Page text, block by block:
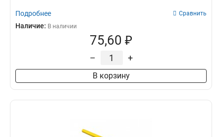
Подробнее Сравнить
Наличие: В наличии
75,60 ₽
– +
В корзину